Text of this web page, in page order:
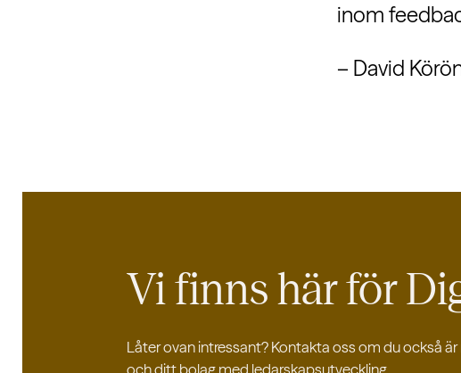
inom
– David
Vi finns här för
Låter ovan intressant? Kontakta oss om du också är
och ditt bolag med ledarskapsutveckling.